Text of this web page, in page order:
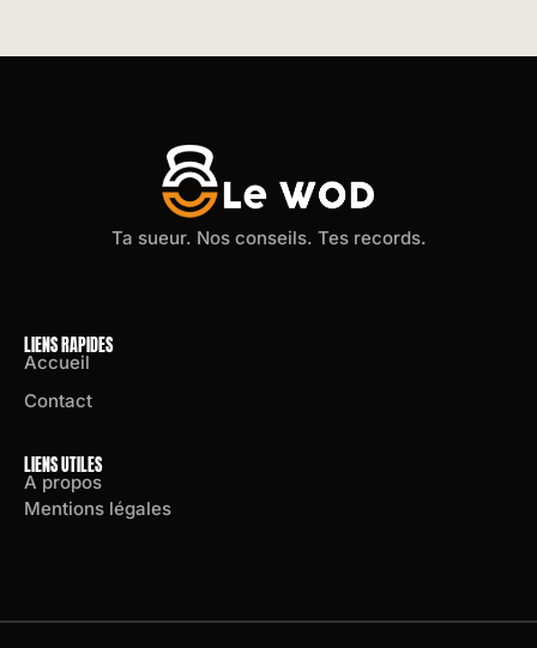
Ta sueur. Nos conseils. Tes records.
LIENS RAPIDES
Accueil
Contact
LIENS UTILES
A propos
Mentions légales